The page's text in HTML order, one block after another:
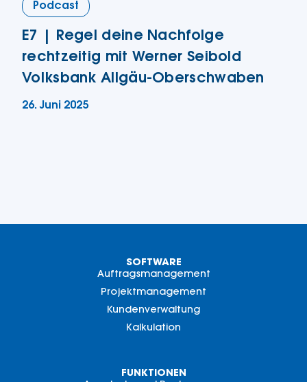
Podcast
E7 | Regel deine Nachfolge
rechtzeitig mit Werner Seibold
Volksbank Allgäu-Oberschwaben
26. Juni 2025
SOFTWARE
Auftragsmanagement
Projektmanagement
Kundenverwaltung
Kalkulation
FUNKTIONEN